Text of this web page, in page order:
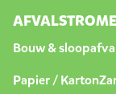
Bouw &
Papier / Karton